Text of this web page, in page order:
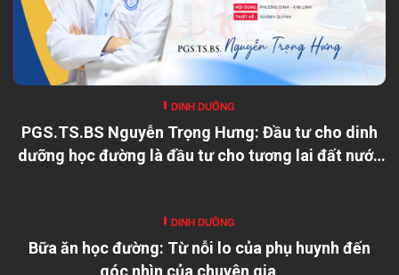
DINH DƯỠNG
PGS.TS.BS Nguyễn Trọng Hưng: Đầu tư cho dinh
dưỡng học đường là đầu tư cho tương lai đất nước
DINH DƯỠNG
Bữa ăn học đường: Từ nỗi lo của phụ huynh đến
góc nhìn của chuyên gia